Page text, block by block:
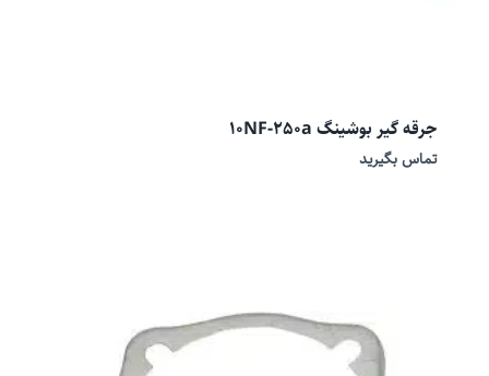
جرقه گیر بوشینگ 10NF-250a
تماس بگیرید